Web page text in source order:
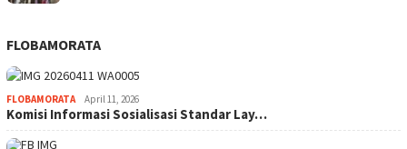
FLOBAMORATA
FLOBAMORATA April 11, 2026
Komisi Informasi Sosialisasi Standar Lay…